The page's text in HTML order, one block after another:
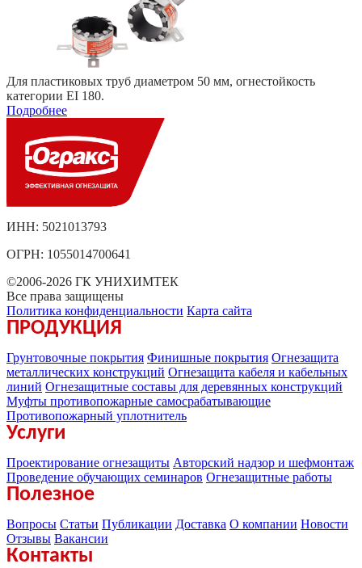
Для пластиковых труб диаметром 50 мм, огнестойкость
категории EI 180.
Подробнее
ИНН: 5021013793
ОГРН: 1055014700641
©2006-2026 ГК УНИХИМТЕК
Все права защищены
Политика конфиденциальности Карта сайта
ПРОДУКЦИЯ
Грунтовочные покрытия Финишные покрытия Огнезащита
металлических конструкций Огнезащита кабеля и кабельных
линий Огнезащитные составы для деревянных конструкций
Муфты противопожарные самосрабатывающие
Противопожарный уплотнитель
Услуги
Проектирование огнезащиты Авторский надзор и шефмонтаж
Проведение обучающих семинаров Огнезащитные работы
Полезное
Вопросы Статьи Публикации Доставка О компании Новости
Отзывы Вакансии
Контакты